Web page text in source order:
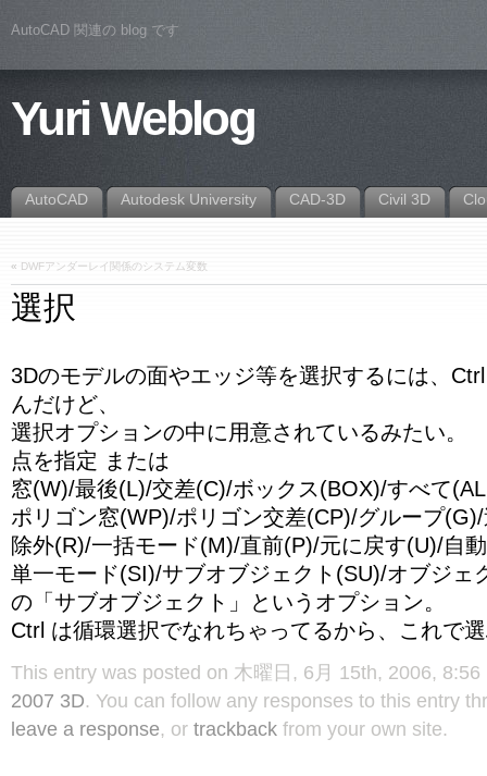
AutoCAD 関連の blog です
Yuri Weblog
AutoCAD Autodesk University CAD-3D Civil 3D
« DWFアンダーレイ関係のシステム変数
選択
3Dのモデルの面やエッジ等を選択するには、
んだけど、
選択オプションの中に用意されているみたい。
点を指定 または
窓(W)/最後(L)/交差(C)/ボックス(BOX)/すべて
ポリゴン窓(WP)/ポリゴン交差(CP)/グループ
除外(R)/一括モード(M)/直前(P)/元に戻す(U)/自
単一モード(SI)/サブオブジェクト(SU)/オブジェ
の「サブオブジェクト」というオプション。
Ctrl は循環選択でなれちゃってるから、これで
This entry was posted on 木曜日, 6月 15th, 2006,
2007 3D. You can follow any responses to this entry
leave a response, or trackback from your own site.